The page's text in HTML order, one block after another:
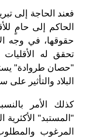
فعند الحاجة إلى
الحاكم إلى حامٍ
حقوقها، في وجه
تحقق له
"حصان طروادة"
البلاد والتأثير
كذلك الأمر
"المستبد" الأكثرية
المرغوب